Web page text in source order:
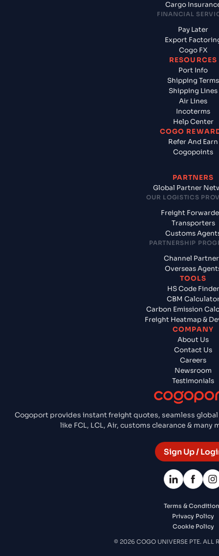
Cogoport provides instant freight quotes, seamless
like FCL, LCL, Air, customs clearance &
Sign Up /
Cargo
FINANCIAL
Pay Later
Export
Cogo FX
RESOURCES
Port Info
Shipping Terms
Shipping Lines
Air Lines
Incoterms
Help Center
COGO
Refer And Earn
Cogopoints
PARTNERS
Global Partner
OUR LOGISTICS
Freight
Transporters
Customs
PARTNERSHIP
Channel
Overseas
TOOLS
HS Code Finder
CBM
Carbon Emission
Freight Heatmap &
COMPANY
About Us
Contact Us
Careers
Newsroom
Testimonials
Terms &
Privacy Policy
Cookie Policy
© 2026 COGO UNIVERSE PTE. ALL